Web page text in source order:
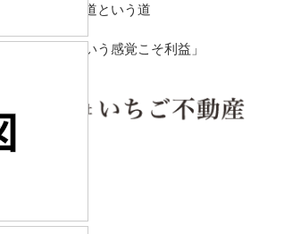
雪道という道
「備えるという感覚こそ利益」